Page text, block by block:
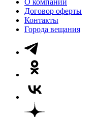
Договор оферты
Контакты
Города вещания